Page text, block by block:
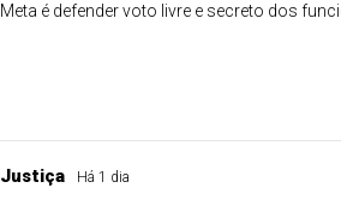
Meta é defender voto livre e secreto dos
Justiça Há 1 dia